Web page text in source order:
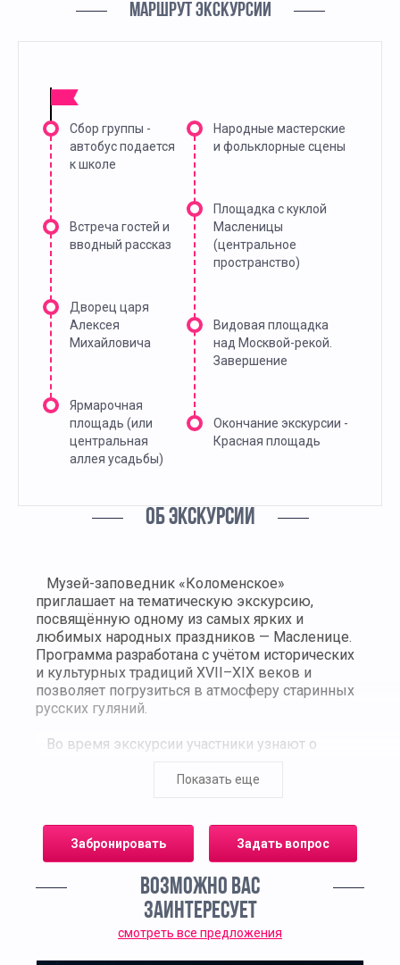
МАРШРУТ ЭКСКУРСИИ
Сбор группы -
автобус подается
к школе
Встреча гостей и
вводный рассказ
Дворец царя
Алексея
Михайловича
Ярмарочная
площадь (или
центральная
аллея усадьбы)
Народные мастерские
и фольклорные сцены
Площадка с куклой
Масленицы
(центральное
пространство)
Видовая площадка
над Москвой-рекой.
Завершение
Окончание экскурсии -
Красная площадь
ОБ ЭКСКУРСИИ
Музей-заповедник «Коломенское»
приглашает на тематическую экскурсию,
посвящённую одному из самых ярких и
любимых народных праздников — Масленице.
Программа разработана с учётом исторических
и культурных традиций XVII–XIX веков и
позволяет погрузиться в атмосферу старинных
русских гуляний.
Во время экскурсии участники узнают о
языческими обрядами и христианским
«Встречи» до «Прощёного воскресенья», и
узнают, какие обряды, игры, блюда и символы
Маршрут проходит по территории усадьбы,
оформленной в праздничном духе. Участники
побывают у восстановленного дворца царя
Алексея Михайловича, где воссоздана
Показать еще
Забронировать Задать вопрос
ВОЗМОЖНО ВАС
ЗАИНТЕРЕСУЕТ
смотреть все предложения